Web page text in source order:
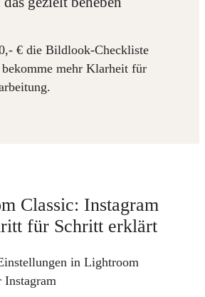
€ die Bildlook-Checkliste
mehr Klarheit für
Classic: Instagram
für Schritt erklärt